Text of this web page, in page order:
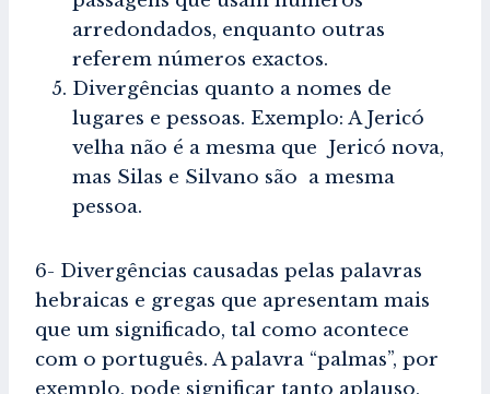
arredondados, enquanto outras
referem números exactos.
Divergências quanto a nomes de
lugares e pessoas. Exemplo: A Jericó
velha não é a mesma que Jericó nova,
mas Silas e Silvano são a mesma
pessoa.
6- Divergências causadas pelas palavras
hebraicas e gregas que apresentam mais
que um significado, tal como acontece
com o português. A palavra “palmas”, por
exemplo, pode significar tanto aplauso,